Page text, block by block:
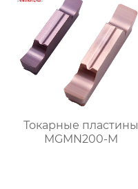
Токарные пластины
MGMN200-M